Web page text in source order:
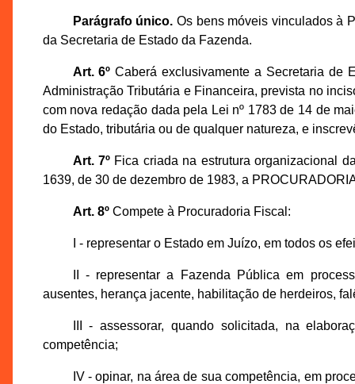
Parágrafo único. Os bens móveis vinculados à
da Secretaria de Estado da Fazenda.
Art. 6º Caberá exclusivamente a Secretaria de
Administração Tributária e Financeira, prevista no
com nova redação dada pela Lei nº 1783 de 14 de
do Estado, tributária ou de qualquer natureza, e
Art. 7º Fica criada na estrutura organizacional
1639, de 30 de dezembro de 1983, a
Art. 8ºCompete à Procuradoria Fiscal:
I - representar o Estado em Juízo, em todos os
II - representar a Fazenda Pública em
ausentes, herança jacente, habilitação de herdeiros,
III - assessorar, quando solicitada, na
competência;
IV - opinar, na área de sua competência, em